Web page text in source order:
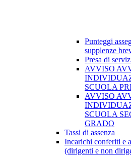
Punteggi
supplenze
Presa di
AVVISO
SCUOLA
AVVISO
SCUOLA
GRADO
Tassi di assenza
Incarichi conferiti e
(dirigenti e non